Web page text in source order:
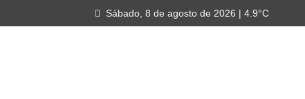
Sábado, 8 de agosto de 2026 | 4.9°C